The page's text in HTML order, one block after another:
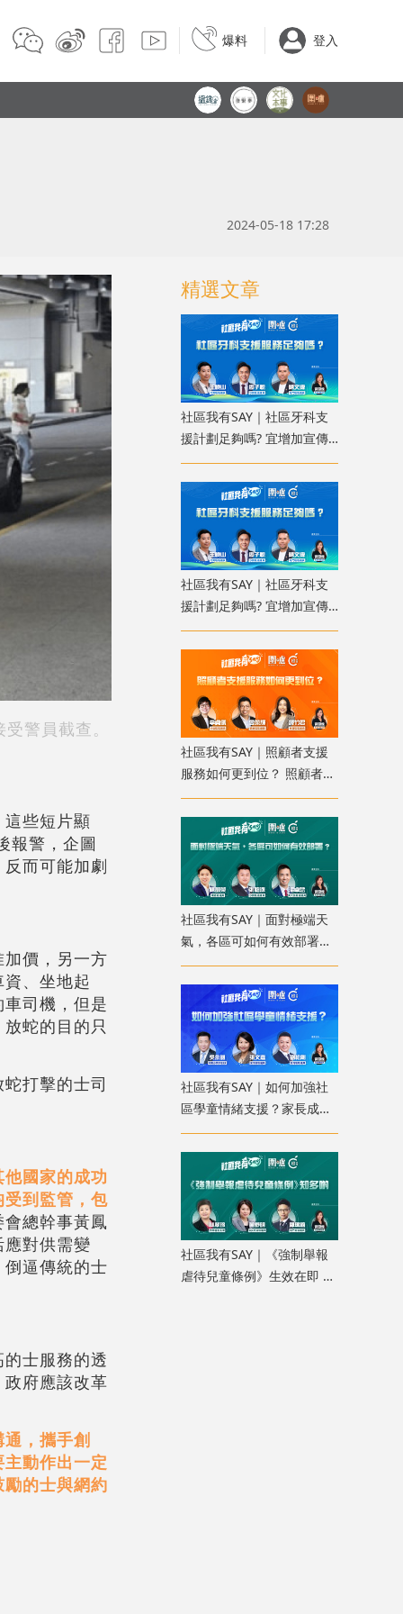
爆料 登入
2024-05-18 17:28
警員截查。
些短片顯
報警，企圖
而可能加劇
價，另一方
、坐地起
司機，但是
蛇的目的只
打擊的士司
國家的成功
到監管，包
會總幹事黃鳳
對供需變
逼傳統的士
士服務的透
府應該改革
，攜手創
動作出一定
的士與網約
精選文章
社區我有SAY｜社區牙科支
援計劃足夠嗎? 宜增加宣傳
使更多人受惠
社區我有SAY｜社區牙科支
援計劃足夠嗎? 宜增加宣傳
使更多人受惠
社區我有SAY｜照顧者支援
服務如何更到位？ 照顧者資
料庫讓服務更精準
社區我有SAY｜面對極端天
氣，各區可如何有效部署？
配合科技加強預報
社區我有SAY｜如何加強社
區學童情緒支援？家長成
「共行者」建價值觀教育
社區我有SAY｜《強制舉報
虐待兒童條例》生效在即 加